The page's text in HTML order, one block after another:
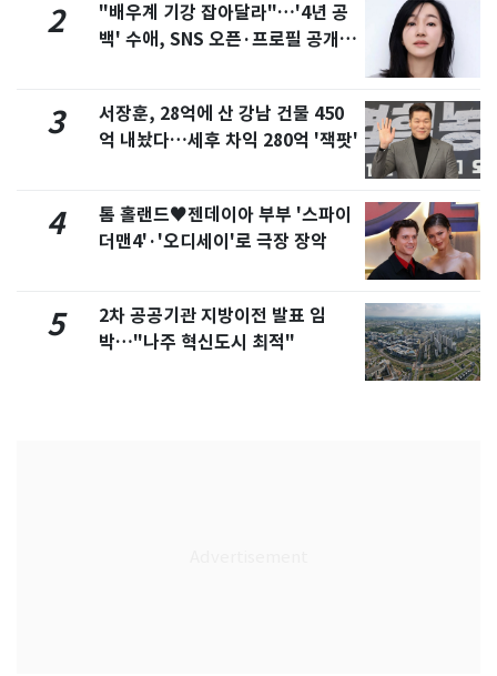
2
"배우계 기강 잡아달라"…'4년 공
백' 수애, SNS 오픈·프로필 공개
3
서장훈, 28억에 산 강남 건물 450
억 내놨다…세후 차익 280억 '잭팟'
4
톰 홀랜드♥젠데이아 부부 '스파이
더맨4'·'오디세이'로 극장 장악
5
2차 공공기관 지방이전 발표 임
박…"나주 혁신도시 최적"